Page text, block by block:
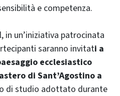
e competenza.
in un’iniziativa patrocinata
saranno invitati a
ecclesiastico
di Sant’Agostino a
di studio adottato durante